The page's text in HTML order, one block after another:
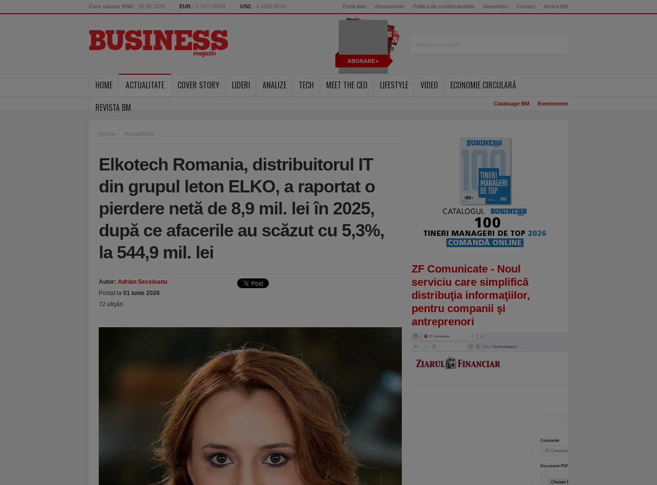
Curs valutar BNR - 06.08.2026 EUR - 5.2473 RON USD - 4.5595 RON Publicitate Abonamente Politica de confidentialitate Newsletter Contact Arhiva BM
ABONARE
HOME ACTUALITATE COVER STORY LIDERI ANALIZE TECH MEET THE CEO LIFESTYLE VIDEO
ECONOMIE CIRCULARĂ
REVISTA BM
Cataloage BM Evenimente
Home Actualitate
Elkotech Romania, distribuitorul IT
din grupul leton ELKO, a raportat o
pierdere netă de 8,9 mil. lei în 2025,
după ce afacerile au scăzut cu 5,3%,
la 544,9 mil. lei
Autor: Adrian Seceleanu
Postat la 01 iunie 2026
72 afişări
ZF Comunicate - Noul
serviciu care simplifică
distribuţia informaţiilor,
pentru companii şi
antreprenori